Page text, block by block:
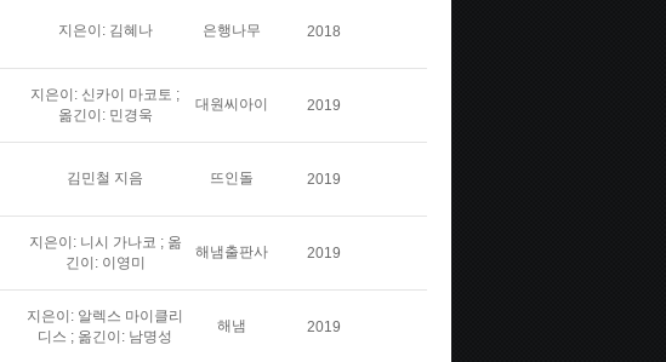
지은이: 김혜나 은행나무 2018
지은이: 신카이 마코토 ;
옮긴이: 민경욱
대원씨아이 2019
김민철 지음 뜨인돌 2019
지은이: 니시 가나코 ; 옮
긴이: 이영미
해냄출판사 2019
지은이: 알렉스 마이클리
디스 ; 옮긴이: 남명성
해냄 2019